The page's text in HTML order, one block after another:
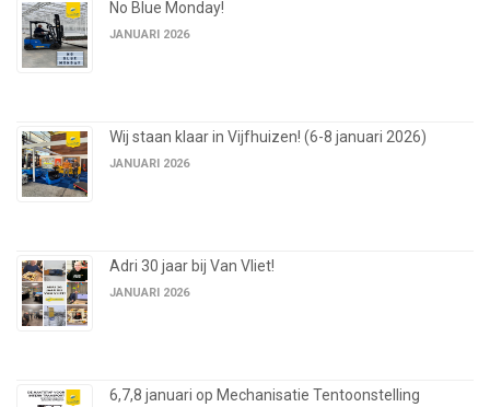
No Blue Monday!
JANUARI 2026
Wij staan klaar in Vijfhuizen! (6-8 januari 2026)
JANUARI 2026
Adri 30 jaar bij Van Vliet!
JANUARI 2026
6,7,8 januari op Mechanisatie Tentoonstelling